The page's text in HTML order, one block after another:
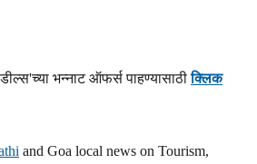
भन्नाट ऑफर्स पाहण्यासाठीक्लिक
and Goa local news on Tourism,